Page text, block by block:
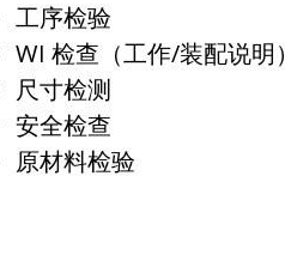
工序检验
WI 检查（工作/装配说明）
尺寸检测
安全检查
原材料检验